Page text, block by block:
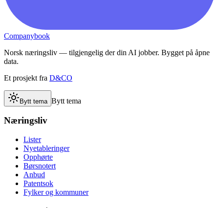
Companybook
Norsk næringsliv — tilgjengelig der din AI jobber. Bygget på åpne
data.
Et prosjekt fra D&CO
Bytt tema Bytt tema
Næringsliv
Lister
Nyetableringer
Opphørte
Børsnotert
Anbud
Patentsok
Fylker og kommuner